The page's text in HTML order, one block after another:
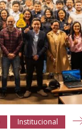
Institucional